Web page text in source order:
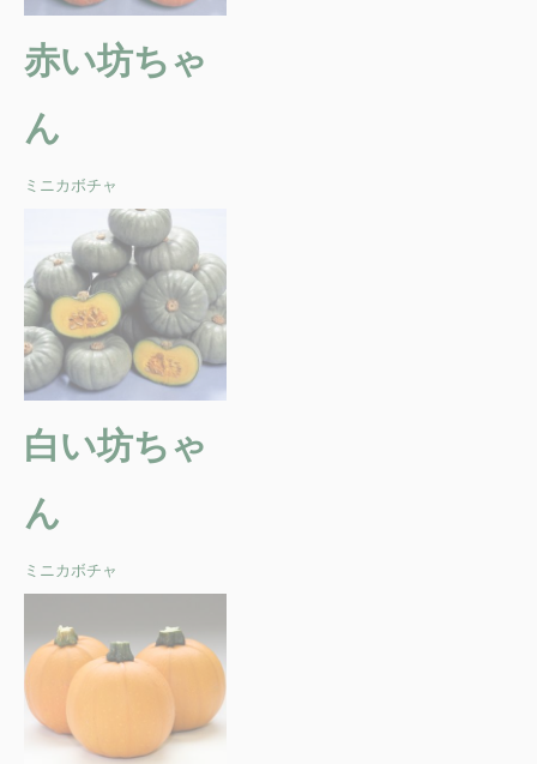
赤い坊ちゃ
ん
ミニカボチャ
白い坊ちゃ
ん
ミニカボチャ